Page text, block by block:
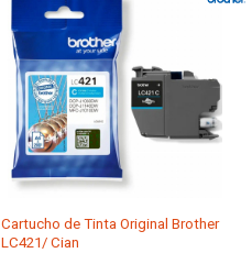
Cartucho de Tinta Original Brother
LC421/ Cian